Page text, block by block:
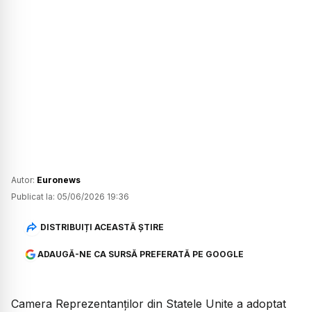
Autor: Euronews
Publicat la: 05/06/2026 19:36
DISTRIBUIȚI ACEASTĂ ȘTIRE
ADAUGĂ-NE CA SURSĂ PREFERATĂ PE GOOGLE
Camera Reprezentanților din Statele Unite a adoptat